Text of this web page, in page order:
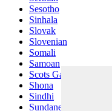
Sesotho
Sinhala
Slovak
Slovenian
Somali
Samoan
Scots Gaelic
Shona
Sindhi
Sundanese